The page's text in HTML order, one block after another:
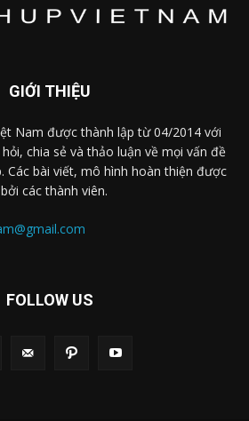
GIỚI THIỆU
Nam được thành lập từ 04/2014 với
chia sẻ và thảo luận về mọi vấn đề
Các bài viết, mô hình hoàn thiện được
các thành viên.
FOLLOW US